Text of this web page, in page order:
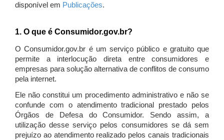
disponível em Publicações.
1. O que é Consumidor.gov.br?
O Consumidor.gov.br é um serviço público e gratuito que
permite a interlocução direta entre consumidores e
empresas para solução alternativa de conflitos de consumo
pela internet.
Ele não constitui um procedimento administrativo e não se
confunde com o atendimento tradicional prestado pelos
Órgãos de Defesa do Consumidor. Sendo assim, a
utilização desse serviço pelos consumidores se dá sem
prejuízo ao atendimento realizado pelos canais tradicionais